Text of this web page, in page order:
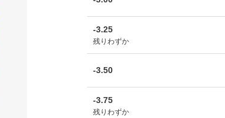
-3.25
残りわずか
-3.50
-3.75
残りわずか